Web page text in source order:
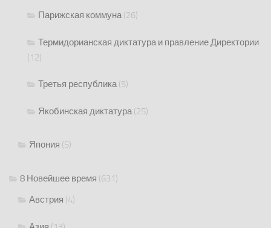
Парижская коммуна(26)
Термидорианская диктатура и правление Директории
(12)
Третья республика(5)
Якобинская диктатура(25)
Япония (5)
8 Новейшее время (631)
Австрия (4)